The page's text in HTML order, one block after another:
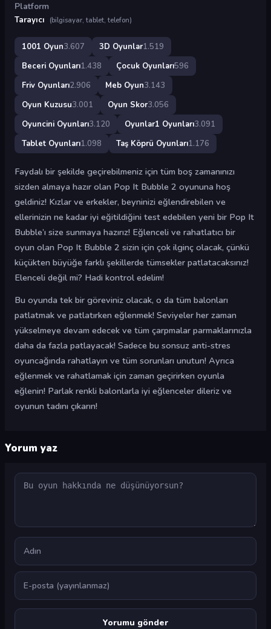
Platform
Tarayıcı
(bilgisayar, tablet, telefon)
1001 Oyun3.607 3D Oyunlar1.519
Beceri Oyunları1.438 Çocuk Oyunları596
Friv Oyunları2.906 Meb Oyun3.143
Oyun Kuzusu3.001 Oyun Skor3.056
Oyuncini Oyunları3.120 Oyunlar1 Oyunları3.091
Tablet Oyunları1.098 Taş Köprü Oyunları1.176
Faydalı bir şekilde geçirebilmeniz için tüm boş zamanınızı
sizden almaya hazır olan Pop It Bubble 2 oyununa hoş
geldiniz! Kızlar ve erkekler, beyninizi eğlendirebilen ve
ellerinizin ne kadar iyi eğitildiğini test edebilen yeni bir Pop It
Bubble’ı size sunmaya hazırız! Eğlenceli ve rahatlatıcı bir
oyun olan Pop It Bubble 2 sizin için çok ilginç olacak, çünkü
küçükten büyüğe farklı şekillerde tümsekler patlatacaksınız!
Elenceli değil mi? Hadi kontrol edelim!
Bu oyunda tek bir göreviniz olacak, o da tüm balonları
patlatmak ve patlatırken eğlenmek! Seviyeler her zaman
yükselmeye devam edecek ve tüm çarpmalar parmaklarınızla
daha da fazla patlayacak! Sadece bu sonsuz anti-stres
oyuncağında rahatlayın ve tüm sorunları unutun! Ayrıca
eğlenmek ve rahatlamak için zaman geçirirken oyunla
eğlenin! Parlak renkli balonlarla iyi eğlenceler dileriz ve
oyunun tadını çıkarın!
Yorum yaz
Yorum
Ad
E-posta